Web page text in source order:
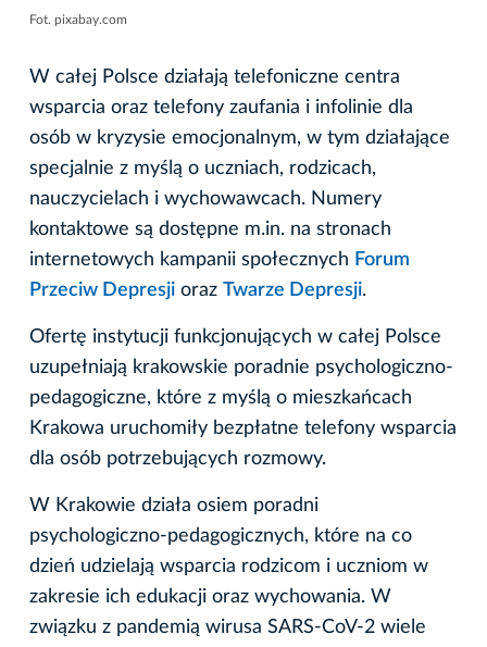
Fot. pixabay.com
W całej Polsce działają telefoniczne centra
wsparcia oraz telefony zaufania i infolinie dla
osób w kryzysie emocjonalnym, w tym działające
specjalnie z myślą o uczniach, rodzicach,
nauczycielach i wychowawcach. Numery
kontaktowe są dostępne m.in. na stronach
internetowych kampanii społecznych Forum
Przeciw Depresji oraz Twarze Depresji.
Ofertę instytucji funkcjonujących w całej Polsce
uzupełniają krakowskie poradnie psychologiczno-
pedagogiczne, które z myślą o mieszkańcach
Krakowa uruchomiły bezpłatne telefony wsparcia
dla osób potrzebujących rozmowy.
W Krakowie działa osiem poradni
psychologiczno-pedagogicznych, które na co
dzień udzielają wsparcia rodzicom i uczniom w
zakresie ich edukacji oraz wychowania. W
związku z pandemią wirusa SARS-CoV-2 wiele